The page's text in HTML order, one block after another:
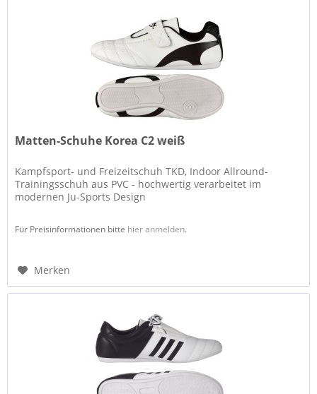
Matten-Schuhe Korea C2 weiß
Kampfsport- und Freizeitschuh TKD, Indoor Allround-
Trainingsschuh aus PVC - hochwertig verarbeitet im
modernen Ju-Sports Design
Für Preisinformationen bitte hier anmelden.
Merken